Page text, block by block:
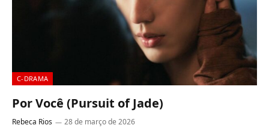
C-DRAMA
Por Você (Pursuit of Jade)
Rebeca Rios 28 de março de 2026